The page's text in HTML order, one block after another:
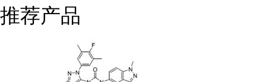
推荐产品